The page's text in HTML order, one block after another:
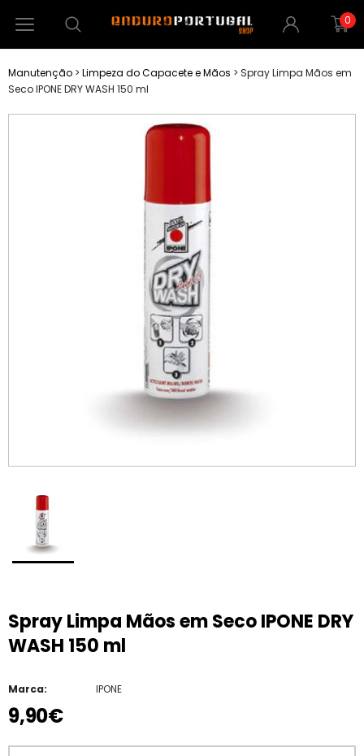
0
Manutenção > Limpeza do Capacete e Mãos > Spray Limpa Mãos em
Seco IPONE DRY WASH 150 ml
Spray Limpa Mãos em Seco IPONE DRY
WASH 150 ml
Marca: IPONE
9,90€